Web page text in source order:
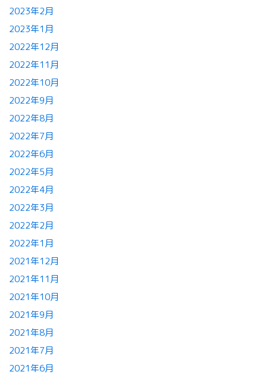
2023年2月
2023年1月
2022年12月
2022年11月
2022年10月
2022年9月
2022年8月
2022年7月
2022年6月
2022年5月
2022年4月
2022年3月
2022年2月
2022年1月
2021年12月
2021年11月
2021年10月
2021年9月
2021年8月
2021年7月
2021年6月